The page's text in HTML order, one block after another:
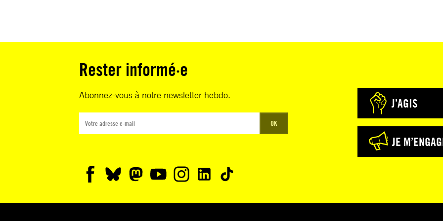
Rester informé·e
Abonnez-vous à notre newsletter hebdo.
OK
J’AGIS
JE